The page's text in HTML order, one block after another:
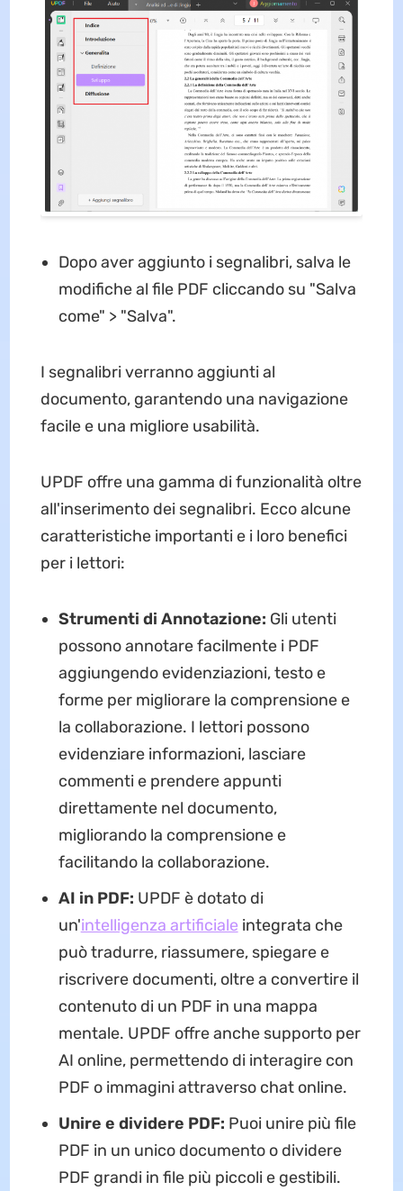
Dopo aver aggiunto i segnalibri, salva le
modifiche al file PDF cliccando su "Salva
come" > "Salva".
I segnalibri verranno aggiunti al
documento, garantendo una navigazione
facile e una migliore usabilità.
UPDF offre una gamma di funzionalità oltre
all'inserimento dei segnalibri. Ecco alcune
caratteristiche importanti e i loro benefici
per i lettori:
Strumenti di Annotazione: Gli utenti
possono annotare facilmente i PDF
aggiungendo evidenziazioni, testo e
forme per migliorare la comprensione e
la collaborazione. I lettori possono
evidenziare informazioni, lasciare
commenti e prendere appunti
direttamente nel documento,
migliorando la comprensione e
facilitando la collaborazione.
AI in PDF: UPDF è dotato di
un'intelligenza artificiale integrata che
può tradurre, riassumere, spiegare e
riscrivere documenti, oltre a convertire il
contenuto di un PDF in una mappa
mentale. UPDF offre anche supporto per
AI online, permettendo di interagire con
PDF o immagini attraverso chat online.
Unire e dividere PDF: Puoi unire più file
PDF in un unico documento o dividere
PDF grandi in file più piccoli e gestibili.